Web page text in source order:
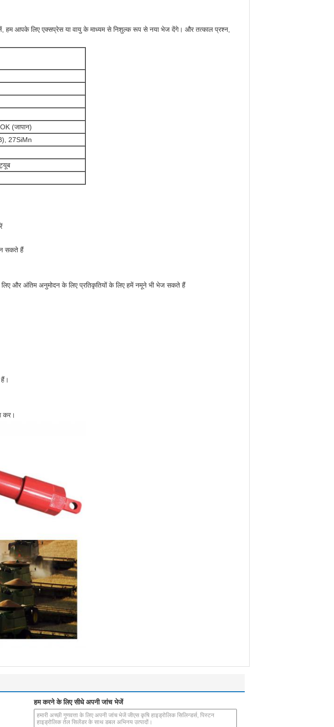
हम आपके लिए एक्सप्रेस या वायु के माध्यम से निशुल्क रूप से नया भेज देंगे। और तत्काल प्रश्न,
(जापान)
27SiMn
सकते हैं
और अंतिम अनुमोदन के लिए प्रतिकृतियों के लिए हमें नमूने भी भेज सकते हैं
कर।
हम करने के लिए सीधे अपनी जांच भेजें